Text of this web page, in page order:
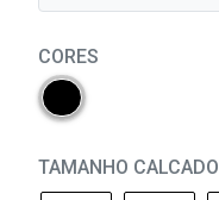
CORES
TAMANHO CALCADO